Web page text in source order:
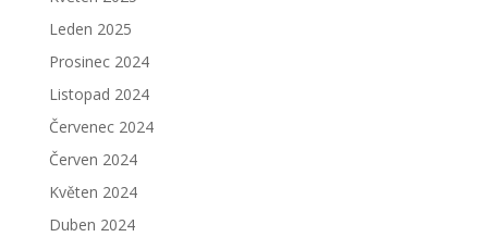
Leden 2025
Prosinec 2024
Listopad 2024
Červenec 2024
Červen 2024
Květen 2024
Duben 2024